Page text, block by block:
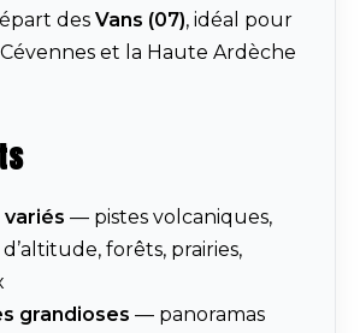
des Vans (07), idéal pour
et la Haute Ardèche
variés — pistes volcaniques,
forêts, prairies,
grandioses — panoramas